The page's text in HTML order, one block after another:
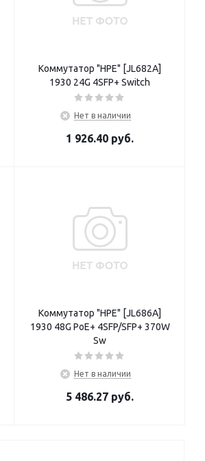
Коммутатор "HPE" [JL682A]
1930 24G 4SFP+ Switch
Нет в наличии
1 926.40 руб.
Коммутатор "HPE" [JL686A]
1930 48G PoE+ 4SFP/SFP+ 370W
Sw
Нет в наличии
5 486.27 руб.